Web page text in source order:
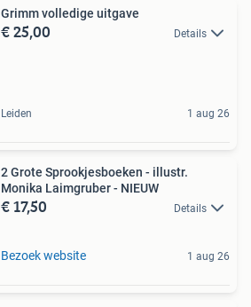
Grimm volledige uitgave
€ 25,00 Details
Leiden 1 aug 26
2 Grote Sprookjesboeken - illustr.
Monika Laimgruber - NIEUW
€ 17,50 Details
Bezoek website 1 aug 26